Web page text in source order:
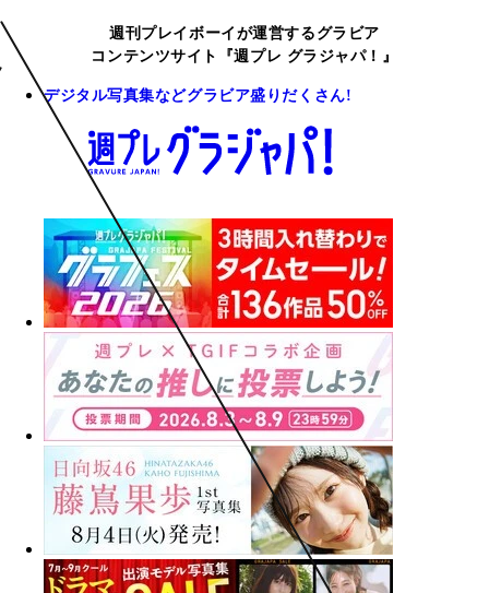
週刊プレイボーイが運営するグラビア
コンテンツサイト『週プレ グラジャパ！』
デジタル写真集などグラビア盛りだくさん!